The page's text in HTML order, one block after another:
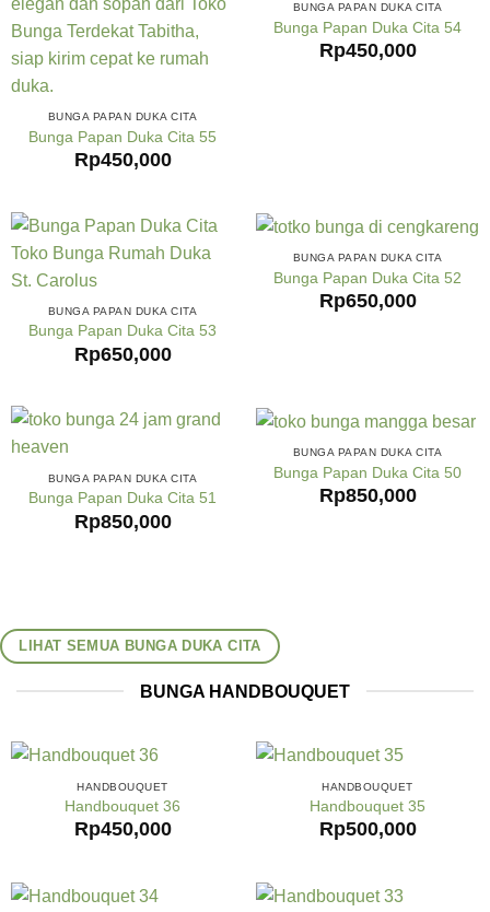
BUNGA PAPAN DUKA CITA
Bunga Papan Duka Cita 55
Rp450,000
BUNGA PAPAN DUKA CITA
Bunga Papan Duka Cita 54
Rp450,000
BUNGA PAPAN DUKA CITA
Bunga Papan Duka Cita 53
Rp650,000
BUNGA PAPAN DUKA CITA
Bunga Papan Duka Cita 52
Rp650,000
BUNGA PAPAN DUKA CITA
Bunga Papan Duka Cita 51
Rp850,000
BUNGA PAPAN DUKA CITA
Bunga Papan Duka Cita 50
Rp850,000
LIHAT SEMUA BUNGA DUKA CITA
BUNGA HANDBOUQUET
HANDBOUQUET
Handbouquet 36
Rp450,000
HANDBOUQUET
Handbouquet 35
Rp500,000